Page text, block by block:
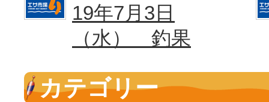
19年7月3日
（水） 釣果
カテゴリー